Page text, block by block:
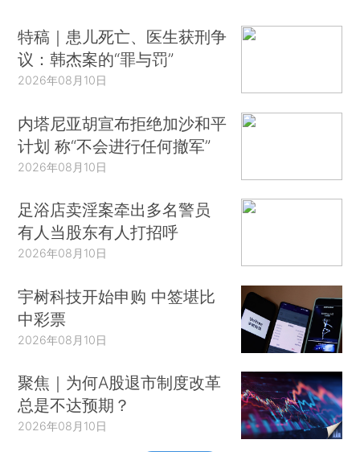
特稿｜患儿死亡、医生获刑争
议：韩杰案的“罪与罚”
2026年08月10日
内塔尼亚胡宣布拒绝加沙和平
计划 称“不会进行任何撤军”
2026年08月10日
足浴店卖淫案牵出多名警员
有人当股东有人打招呼
2026年08月10日
宇树科技开始申购 中签堪比
中彩票
2026年08月10日
聚焦｜为何A股退市制度改革
总是不达预期？
2026年08月10日